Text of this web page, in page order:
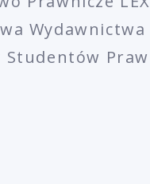
Wydawnictwa
Studentów Praw